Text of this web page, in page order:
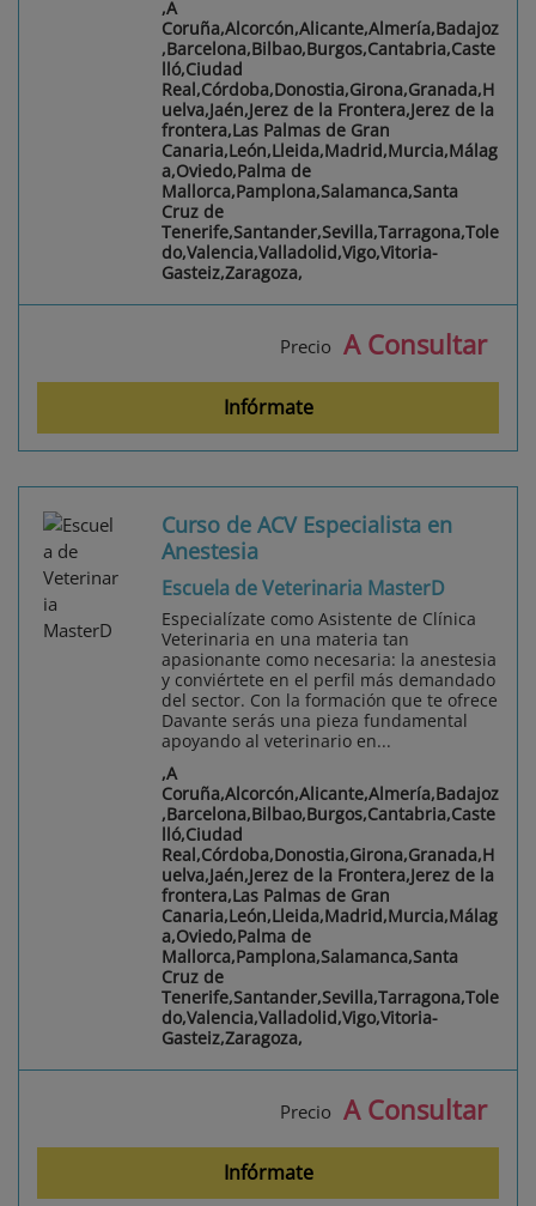
,A
Coruña,Alcorcón,Alicante,Almería,Badajoz
,Barcelona,Bilbao,Burgos,Cantabria,Caste
lló,Ciudad
Real,Córdoba,Donostia,Girona,Granada,H
uelva,Jaén,Jerez de la Frontera,Jerez de la
frontera,Las Palmas de Gran
Canaria,León,Lleida,Madrid,Murcia,Málag
a,Oviedo,Palma de
Mallorca,Pamplona,Salamanca,Santa
Cruz de
Tenerife,Santander,Sevilla,Tarragona,Tole
do,Valencia,Valladolid,Vigo,Vitoria-
Gasteiz,Zaragoza,
Precio A Consultar
Infórmate
Curso de ACV Especialista en
Anestesia
Escuela de Veterinaria MasterD
Especialízate como Asistente de Clínica
Veterinaria en una materia tan
apasionante como necesaria: la anestesia
y conviértete en el perfil más demandado
del sector. Con la formación que te ofrece
Davante serás una pieza fundamental
apoyando al veterinario en...
,A
Coruña,Alcorcón,Alicante,Almería,Badajoz
,Barcelona,Bilbao,Burgos,Cantabria,Caste
lló,Ciudad
Real,Córdoba,Donostia,Girona,Granada,H
uelva,Jaén,Jerez de la Frontera,Jerez de la
frontera,Las Palmas de Gran
Canaria,León,Lleida,Madrid,Murcia,Málag
a,Oviedo,Palma de
Mallorca,Pamplona,Salamanca,Santa
Cruz de
Tenerife,Santander,Sevilla,Tarragona,Tole
do,Valencia,Valladolid,Vigo,Vitoria-
Gasteiz,Zaragoza,
Precio A Consultar
Infórmate